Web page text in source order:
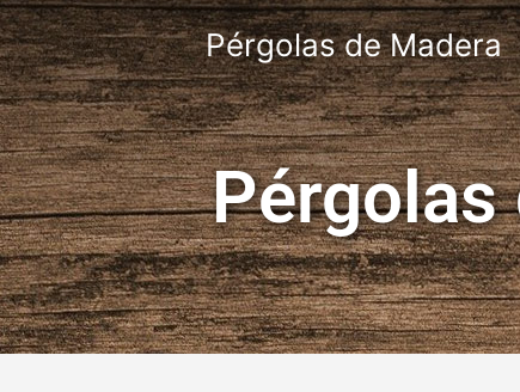
Pérgolas de Madera
Pérgolas